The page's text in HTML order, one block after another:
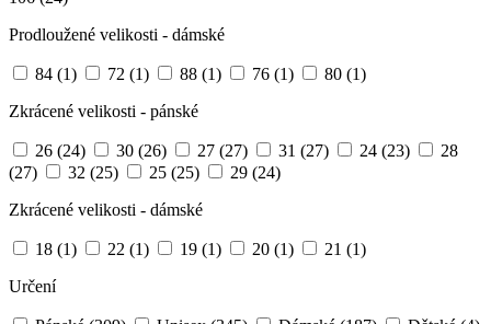
Prodloužené velikosti - dámské
84 (1) 72 (1) 88 (1) 76 (1) 80 (1)
Zkrácené velikosti - pánské
26 (24) 30 (26) 27 (27) 31 (27) 24 (23)
28
(27)
32 (25) 25 (25) 29 (24)
Zkrácené velikosti - dámské
18 (1) 22 (1) 19 (1) 20 (1) 21 (1)
Určení